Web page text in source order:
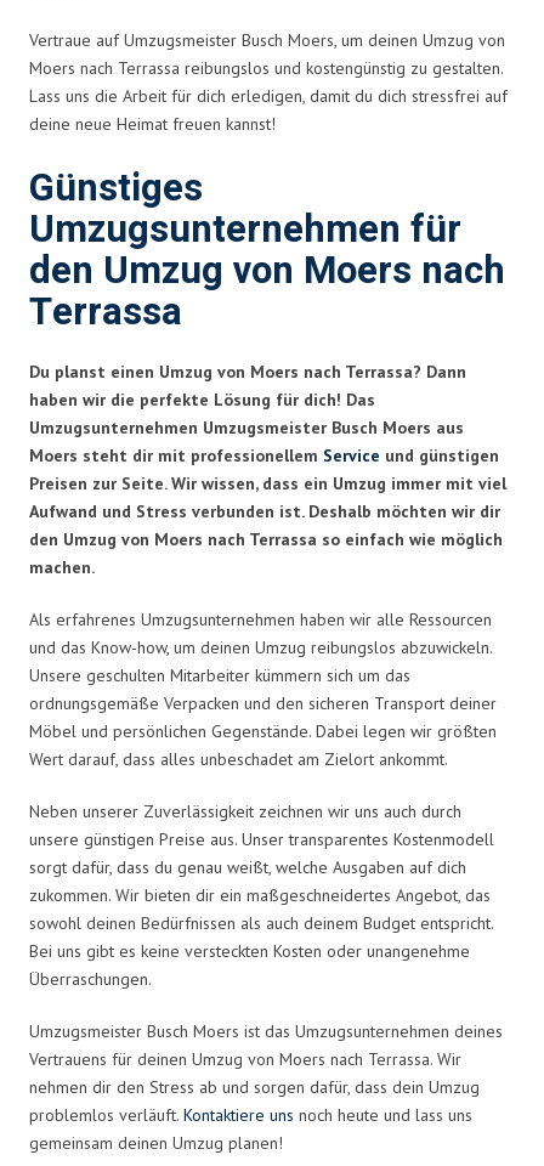
Vertraue auf Umzugsmeister Busch Moers, um deinen Umzug von
Moers nach Terrassa reibungslos und kostengünstig zu gestalten.
Lass uns die Arbeit für dich erledigen, damit du dich stressfrei auf
deine neue Heimat freuen kannst!
Günstiges
Umzugsunternehmen für
den Umzug von Moers nach
Terrassa
Du planst einen Umzug von Moers nach Terrassa? Dann
haben wir die perfekte Lösung für dich! Das
Umzugsunternehmen Umzugsmeister Busch Moers aus
Moers steht dir mit professionellem Service und günstigen
Preisen zur Seite. Wir wissen, dass ein Umzug immer mit viel
Aufwand und Stress verbunden ist. Deshalb möchten wir dir
den Umzug von Moers nach Terrassa so einfach wie möglich
machen.
Als erfahrenes Umzugsunternehmen haben wir alle Ressourcen
und das Know-how, um deinen Umzug reibungslos abzuwickeln.
Unsere geschulten Mitarbeiter kümmern sich um das
ordnungsgemäße Verpacken und den sicheren Transport deiner
Möbel und persönlichen Gegenstände. Dabei legen wir größten
Wert darauf, dass alles unbeschadet am Zielort ankommt.
Neben unserer Zuverlässigkeit zeichnen wir uns auch durch
unsere günstigen Preise aus. Unser transparentes Kostenmodell
sorgt dafür, dass du genau weißt, welche Ausgaben auf dich
zukommen. Wir bieten dir ein maßgeschneidertes Angebot, das
sowohl deinen Bedürfnissen als auch deinem Budget entspricht.
Bei uns gibt es keine versteckten Kosten oder unangenehme
Überraschungen.
Umzugsmeister Busch Moers ist das Umzugsunternehmen deines
Vertrauens für deinen Umzug von Moers nach Terrassa. Wir
nehmen dir den Stress ab und sorgen dafür, dass dein Umzug
problemlos verläuft. Kontaktiere uns noch heute und lass uns
gemeinsam deinen Umzug planen!